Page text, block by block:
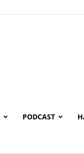
PODCAST